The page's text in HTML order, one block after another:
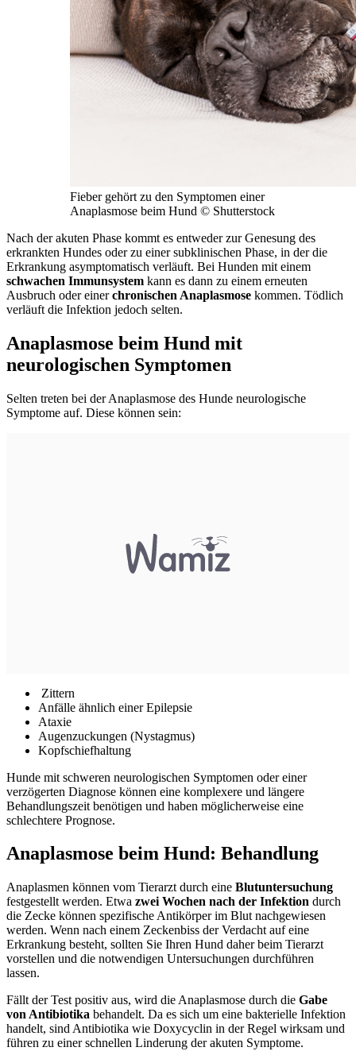
Fieber gehört zu den Symptomen einer
Anaplasmose beim Hund © Shutterstock
Nach der akuten Phase kommt es entweder zur Genesung des
erkrankten Hundes oder zu einer subklinischen Phase, in der die
Erkrankung asymptomatisch verläuft. Bei Hunden mit einem
schwachen Immunsystem kann es dann zu einem erneuten
Ausbruch oder einerchronischen Anaplasmose kommen. Tödlich
verläuft die Infektion jedoch selten.
Anaplasmose beim Hund mit
neurologischen Symptomen
Selten treten bei der Anaplasmose des Hunde neurologische
Symptome auf. Diese können sein:
Zittern
Anfälle ähnlich einer Epilepsie
Ataxie
Augenzuckungen (Nystagmus)
Kopfschiefhaltung
Hunde mit schweren neurologischen Symptomen oder einer
verzögerten Diagnose können eine komplexere und längere
Behandlungszeit benötigen und haben möglicherweise eine
schlechtere Prognose.
Anaplasmose beim Hund: Behandlung
Anaplasmen können vom Tierarzt durch eine Blutuntersuchung
festgestellt werden. Etwa zwei Wochen nach der Infektion durch
die Zecke können spezifische Antikörper im Blut nachgewiesen
werden. Wenn nach einem Zeckenbiss der Verdacht auf eine
Erkrankung besteht, sollten Sie Ihren Hund daher beim Tierarzt
vorstellen und die notwendigen Untersuchungen durchführen
lassen.
Fällt der Test positiv aus, wird die Anaplasmose durch die Gabe
von Antibiotika behandelt. Da es sich um eine bakterielle Infektion
handelt, sind Antibiotika wie Doxycyclin in der Regel wirksam und
führen zu einer schnellen Linderung der akuten Symptome.